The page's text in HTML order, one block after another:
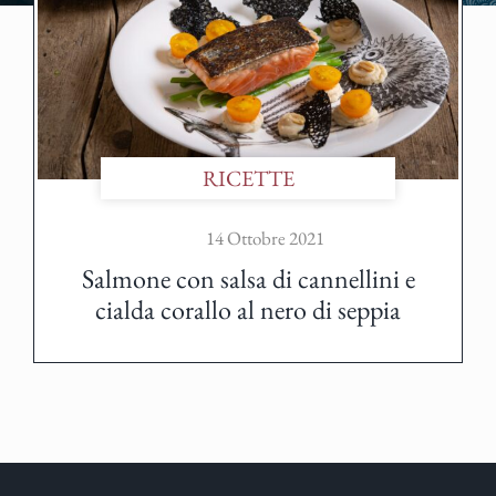
RICETTE
14 Ottobre 2021
Salmone con salsa di cannellini e
cialda corallo al nero di seppia